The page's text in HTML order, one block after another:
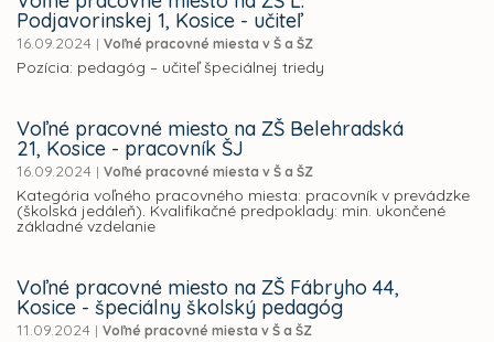
Podjavorinskej 1, Kosice - učiteľ
16.09.2024 | Voľné pracovné miesta v Š a ŠZ
Pozícia: pedagóg – učiteľ špeciálnej triedy
Voľné pracovné miesto na ZŠ Belehradská
21, Kosice - pracovník ŠJ
16.09.2024 | Voľné pracovné miesta v Š a ŠZ
Kategória voľného pracovného miesta: pracovník v prevádzke
(školská jedáleň). Kvalifikačné predpoklady: min. ukončené
základné vzdelanie
Voľné pracovné miesto na ZŠ Fábryho 44,
Kosice - špeciálny školský pedagóg
11.09.2024 | Voľné pracovné miesta v Š a ŠZ